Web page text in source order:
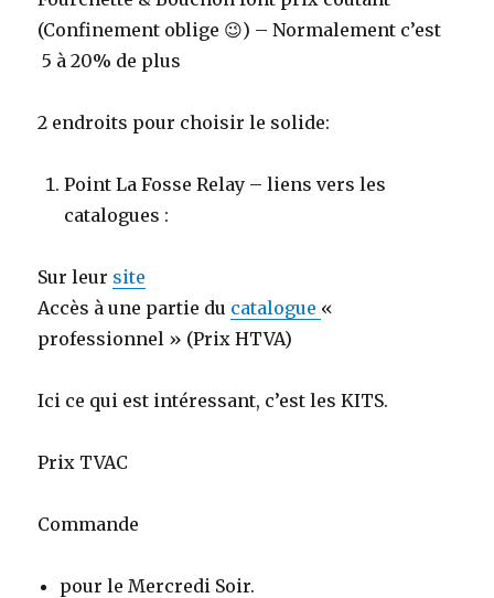
(Confinement oblige 😉) – Normalement c’est
5 à 20% de plus
2 endroits pour choisir le solide:
Point La Fosse Relay – liens vers les
catalogues :
Sur leur site
Accès à une partie du catalogue «
professionnel » (Prix HTVA)
Ici ce qui est intéressant, c’est les KITS.
Prix TVAC
Commande
pour le Mercredi Soir.